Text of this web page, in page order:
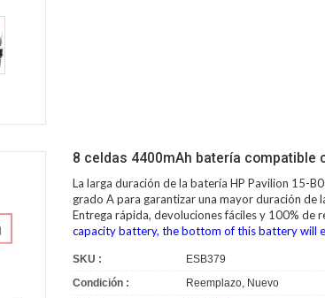
8 celdas 4400mAh batería compatible
La larga duración de labatería HP Pavilion 15-
grado A para garantizar una mayor duración de
Entrega rápida, devoluciones fáciles y 100% de
capacity battery, the bottom of this battery will
SKU :
ESB379
Condición :
Reemplazo, Nuevo